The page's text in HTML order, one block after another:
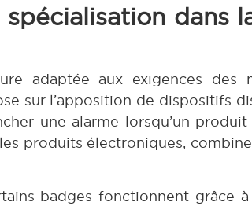
dans
adaptée aux exigences des
sur l’apposition de dispositifs
une alarme lorsqu’un
produits électroniques,
badges fonctionnent grâce